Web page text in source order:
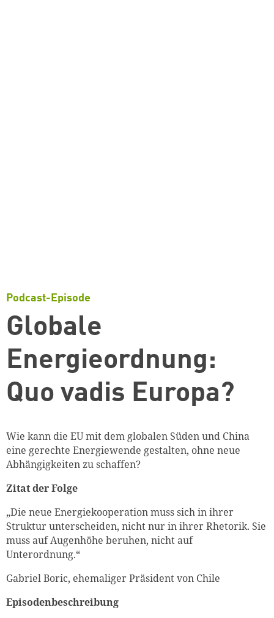
Podcast-Episode
Globale
Energieordnung:
Quo vadis Europa?
Wie kann die EU mit dem globalen Süden und China
eine gerechte Energiewende gestalten, ohne neue
Abhängigkeiten zu schaffen?
Zitat der Folge
„Die neue Energiekooperation muss sich in ihrer
Struktur unterscheiden, nicht nur in ihrer Rhetorik. Sie
muss auf Augenhöhe beruhen, nicht auf
Unterordnung.“
Gabriel Boric, ehemaliger Präsident von Chile
Episodenbeschreibung